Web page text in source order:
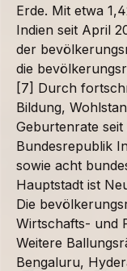
Erde. Mit etwa
Indien seit April
der
die
[7] Durch
Bildung,
Geburtenrate
Bundesrepublik
sowie acht
Hauptstadt ist
Die
Wirtschafts- und
Weitere
Bengaluru,